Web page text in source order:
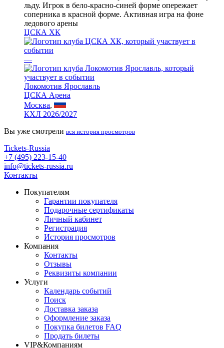
ЦСКА ХК
—
Локомотив Ярославль
ЦСКА Арена
Москва,
КХЛ 2026/2027
Вы уже смотрели вся история просмотров
Tickets-Russia
+7 (495) 223-15-40
info@tickets-russia.ru
Контакты
Покупателям
Гарантии покупателя
Подарочные сертификаты
Личный кабинет
Регистрация
История просмотров
Компания
Контакты
Отзывы
Реквизиты компании
Услуги
Календарь событий
Поиск
Доставка заказа
Оформление заказа
Покупка билетов FAQ
Продать билеты
VIP&Компаниям